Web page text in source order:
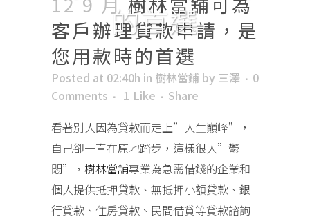
的首選
客戶辦理貸款申請，是
您用款時的首選
Posted at 02:40h in 樹林當鋪 by 三澤
0
Comments
1 Like
Share
看著別人因為貸款而走上”人生巔峰”，
自己卻一直在原地踏步，這樣很人”鬱
悶”， 樹林當舖專業為急需借錢的企業和
個人提供抵押貸款、無抵押小額貸款、銀
行貸款、住房貸款、民間借貸等貸款諮詢